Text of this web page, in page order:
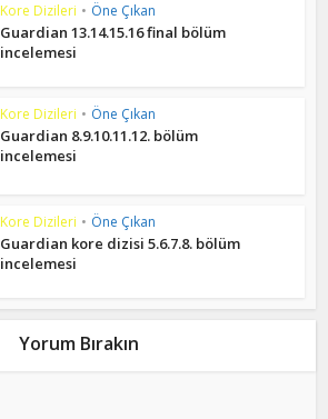
Kore Dizileri • Öne Çıkan
Guardian 13.14.15.16 final bölüm
incelemesi
Kore Dizileri • Öne Çıkan
Guardian 8.9.10.11.12. bölüm
incelemesi
Kore Dizileri • Öne Çıkan
Guardian kore dizisi 5.6.7.8. bölüm
incelemesi
Yorum Bırakın